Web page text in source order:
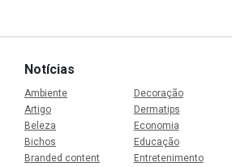
Notícias
Ambiente
Artigo
Beleza
Bichos
Branded content
Decoração
Dermatips
Economia
Educação
Entretenimento